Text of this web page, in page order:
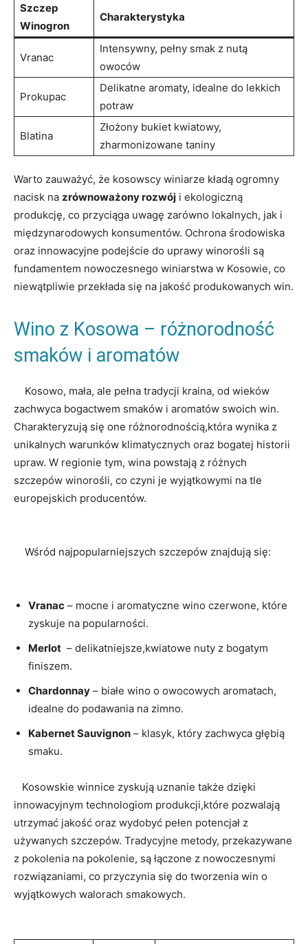
Szczep
Winogron
Charakterystyka
Vranac
Intensywny, pełny smak ⁣z nutą
owoców
Prokupac
Delikatne ⁢aromaty, idealne do lekkich
potraw
Blatina
Złożony bukiet kwiatowy, ​
zharmonizowane taniny
Warto zauważyć, że kosowscy ⁤winiarze kładą ‍ogromny
nacisk na zrównoważony‍ rozwój ‌i ekologiczną
‌produkcję, co przyciąga⁢ uwagę​ zarówno lokalnych, jak i
‌międzynarodowych⁣ konsumentów.⁤ Ochrona środowiska
oraz ⁢innowacyjne ‌podejście do​ uprawy winorośli są
fundamentem nowoczesnego​ winiarstwa w‍ Kosowie, co
niewątpliwie ‍przekłada się⁣ na jakość produkowanych win.
Wino z‍ Kosowa – ⁢różnorodność
smaków⁢ i aromatów
⁢ ⁤ ‌ ‍ Kosowo, mała, ale pełna​ tradycji kraina, ‌od wieków
zachwyca bogactwem‌ smaków⁤ i⁣ aromatów⁤ swoich win.⁣
Charakteryzują ‌się one różnorodnością,która wynika z​
unikalnych ⁢warunków klimatycznych oraz⁣ bogatej‌ historii
upraw.‌ W‌ regionie‌ tym, ⁤wina‌ powstają z różnych
szczepów winorośli, ⁤co⁢ czyni je ‌wyjątkowymi na tle
⁢europejskich producentów.
⁣ ⁣ ‍ ⁤ Wśród najpopularniejszych szczepów ​znajdują‍ się:
Vranac ⁣– mocne​ i aromatyczne wino czerwone,⁣ które
zyskuje ⁣na popularności.
Merlot ​ – delikatniejsze,kwiatowe nuty ‌z ‍bogatym
finiszem.
Chardonnay – białe wino​ o owocowych aromatach,
idealne ​do​ podawania na zimno.
Kabernet ‍Sauvignon ⁣– klasyk, który zachwyca głębią
smaku.
‍ ‍ ‍ Kosowskie ‌winnice zyskują⁢ uznanie także dzięki‍
innowacyjnym technologiom produkcji,które‌ pozwalają
utrzymać ‍jakość ⁢oraz‍ wydobyć‍ pełen‌ potencjał z
używanych⁣ szczepów.‍ Tradycyjne metody, przekazywane
z pokolenia ⁤na ‌pokolenie, są ‌łączone z nowoczesnymi
rozwiązaniami, co przyczynia się do tworzenia ⁢win ‌o
wyjątkowych ⁤walorach smakowych.